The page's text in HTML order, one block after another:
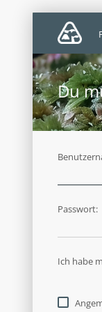
Du
Passwort:
Ich habe